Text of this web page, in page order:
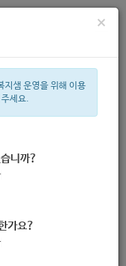
정보
×
지샘 운영을 위해 이용
세요.
니까?
가요?